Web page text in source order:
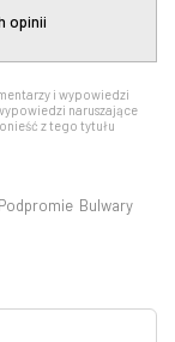
opinii
i wypowiedzi
naruszające
z tego tytułu
Podpromie Bulwary